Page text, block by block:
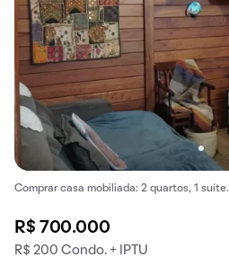
Comprar casa mobiliada: 2 quartos, 1 suíte.
R$ 700.000
R$ 200 Condo. + IPTU